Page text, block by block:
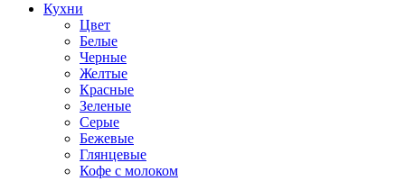
Кухни
Цвет
Белые
Черные
Желтые
Красные
Зеленые
Серые
Бежевые
Глянцевые
Кофе с молоком